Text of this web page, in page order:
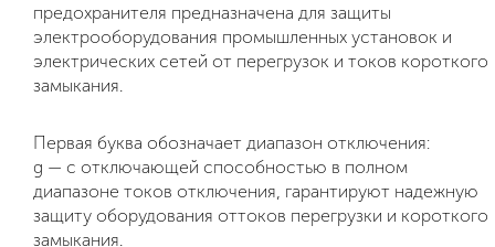
предохранителя предназначена для защиты
электрооборудования промышленных установок и
электрических сетей от перегрузок и токов короткого
замыкания.
Первая буква обозначает диапазон отключения:
g — с отключающей способностью в полном
диапазоне токов отключения, гарантируют надежную
защиту оборудования оттоков перегрузки и короткого
замыкания.